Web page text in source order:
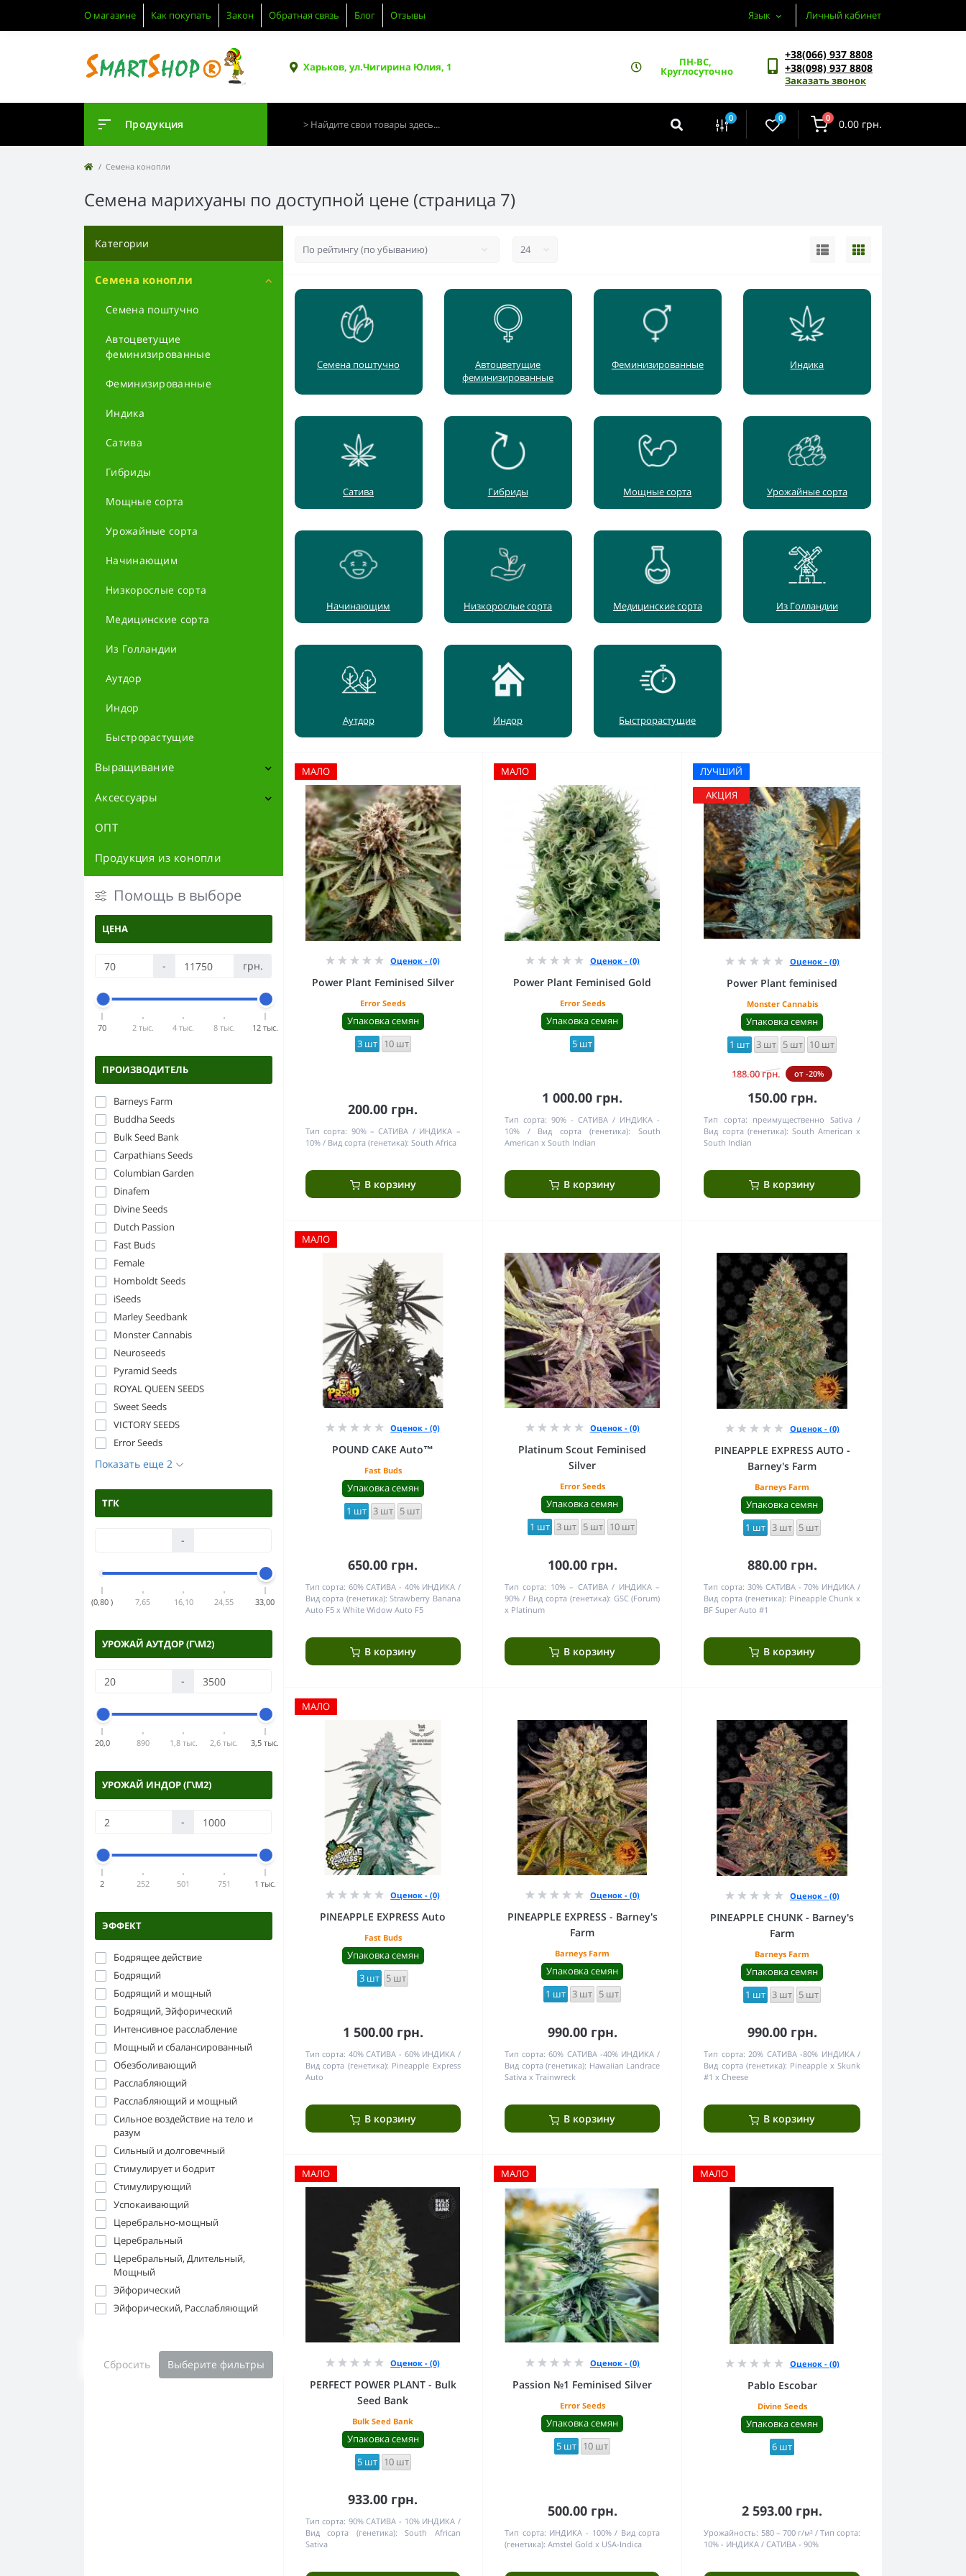
О магазине Как покупать Закон Обратная связь Блог Отзывы Язык Личный кабинет
Харьков, ул.Чигирина Юлия, 1 ПН-ВС,
Круглосуточно
+38(066) 937 8808
+38(098) 937 8808
Заказать звонок
Продукция 0 0 0 0.00 грн.
Семена конопли
Семена марихуаны по доступной цене (страница 7)
Категории
Семена конопли
Семена поштучно
Автоцветущие
феминизированные
Феминизированные
Индика
Сатива
Гибриды
Мощные сорта
Урожайные сорта
Начинающим
Низкорослые сорта
Медицинские сорта
Из Голландии
Аутдор
Индор
Быстрорастущие
Выращивание
Контроль и измерение
Субстраты
Вентиляция
LED Лампы
Отражатели
Компоненты ДНаТ
ЭПРА
Гроубоксы
Удобрения
Горшки и ёмкости
Аксессуары для гровинга
Аксессуары
Атрибутика
Баблеры
Дерево
Металл
Стекло
Керамика
Пластик
Запчасти для бонгов
Контейнеры и тайники
Бонги
Бумага папиросная
Прессы для травы
Напасы
ОПТ
Продукция из конопли
Помощь в выборе
ЦЕНА
- грн.
70 2 тыс. 4 тыс. 8 тыс. 12 тыс.
ПРОИЗВОДИТЕЛЬ
Barneys Farm
Buddha Seeds
Bulk Seed Bank
Carpathians Seeds
Columbian Garden
Dinafem
Divine Seeds
Dutch Passion
Fast Buds
Female
Homboldt Seeds
iSeeds
Marley Seedbank
Monster Cannabis
Neuroseeds
Pyramid Seeds
ROYAL QUEEN SEEDS
Sweet Seeds
VICTORY SEEDS
Error Seeds
Показать еще 2
ТГК
-
(0,80 ) 7,65 16,10 24,55 33,00
УРОЖАЙ АУТДОР (Г\М2)
-
20,0 890 1,8 тыс. 2,6 тыс. 3,5 тыс.
УРОЖАЙ ИНДОР (Г\М2)
-
2 252 501 751 1 тыс.
ЭФФЕКТ
Бодрящее действие
Бодрящий
Бодрящий и мощный
Бодрящий, Эйфорический
Интенсивное расслабление
Мощный и сбалансированный
Обезболивающий
Расслабляющий
Расслабляющий и мощный
Сильное воздействие на тело и
разум
Сильный и долговечный
Стимулирует и бодрит
Стимулирующий
Успокаивающий
Церебрально-мощный
Церебральный
Церебральный, Длительный,
Мощный
Эйфорический
Эйфорический, Расслабляющий
Сбросить Выберите фильтры
Семена поштучно
Автоцветущие
феминизированные
Феминизированные Индика
Сатива Гибриды Мощные сорта Урожайные сорта
Начинающим Низкорослые сорта Медицинские сорта Из Голландии
Аутдор Индор Быстрорастущие
МАЛО
Оценок - (0)
Power Plant Feminised Silver
Error Seeds
Упаковка семян
3 шт 10 шт
200.00 грн.
Тип сорта: 90% – САТИВА / ИНДИКА –
10%
Вид сорта (генетика): South Africa
В корзину
МАЛО
Оценок - (0)
Power Plant Feminised Gold
Error Seeds
Упаковка семян
5 шт
1 000.00 грн.
Тип сорта: 90% - САТИВА / ИНДИКА -
10%
Вид сорта (генетика):
South
American x South Indian
В корзину
ЛУЧШИЙ
АКЦИЯ
Оценок - (0)
Power Plant feminised
Monster Cannabis
Упаковка семян
1 шт 3 шт 5 шт 10 шт
188.00 грн. от -20%
150.00 грн.
Тип сорта: преимущественно Sativa
Вид сорта (генетика): South American x
South Indian
В корзину
МАЛО
Оценок - (0)
POUND CAKE Auto™
Fast Buds
Упаковка семян
1 шт 3 шт 5 шт
650.00 грн.
Тип сорта: 60% САТИВА - 40% ИНДИКА
Вид сорта (генетика): Strawberry Banana
Auto F5 x White Widow Auto F5
В корзину
Оценок - (0)
Platinum Scout Feminised
Silver
Error Seeds
Упаковка семян
1 шт 3 шт 5 шт 10 шт
100.00 грн.
Тип сорта: 10% – САТИВА / ИНДИКА –
90%
Вид сорта (генетика): GSC (Forum)
x Platinum
В корзину
Оценок - (0)
PINEAPPLE EXPRESS AUTO -
Barney's Farm
Barneys Farm
Упаковка семян
1 шт 3 шт 5 шт
880.00 грн.
Тип сорта: 30% САТИВА - 70% ИНДИКА
Вид сорта (генетика): Pineapple Chunk x
BF Super Auto #1
В корзину
МАЛО
Оценок - (0)
PINEAPPLE EXPRESS Auto
Fast Buds
Упаковка семян
3 шт 5 шт
1 500.00 грн.
Тип сорта: 40% САТИВА - 60% ИНДИКА
Вид сорта (генетика): Pineapple Express
Auto
В корзину
Оценок - (0)
PINEAPPLE EXPRESS - Barney's
Farm
Barneys Farm
Упаковка семян
1 шт 3 шт 5 шт
990.00 грн.
Тип сорта: 60% САТИВА -40% ИНДИКА
Вид сорта (генетика): Hawaiian Landrace
Sativa x Trainwreck
В корзину
Оценок - (0)
PINEAPPLE CHUNK - Barney's
Farm
Barneys Farm
Упаковка семян
1 шт 3 шт 5 шт
990.00 грн.
Тип сорта: 20% САТИВА -80% ИНДИКА
Вид сорта (генетика): Pineapple x Skunk
#1 x Cheese
В корзину
МАЛО
Оценок - (0)
PERFECT POWER PLANT - Bulk
Seed Bank
Bulk Seed Bank
Упаковка семян
5 шт 10 шт
933.00 грн.
Тип сорта: 90% САТИВА - 10% ИНДИКА
Вид сорта (генетика):
South African
Sativa
МАЛО
Оценок - (0)
Passion №1 Feminised Silver
Error Seeds
Упаковка семян
5 шт 10 шт
500.00 грн.
Тип сорта: ИНДИКА - 100%
Вид сорта
(генетика): Amstel Gold x USA-Indica
МАЛО
Оценок - (0)
Pablo Escobar
Divine Seeds
Упаковка семян
6 шт
2 593.00 грн.
Урожайность: 580 – 700 г/м²
Тип сорта:
10% - ИНДИКА / САТИВА - 90%